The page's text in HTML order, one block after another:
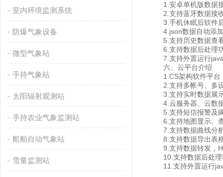
室内环境监测系统
防爆气象设备
微型气象站
手持气象站
太阳辐射观测站
手持农业气象监测站
船舶自动气象站
雪量监测站
1.安卓单机版数据接
2.支持蓝牙数据接
3.手机休眠后软件
4.json数据自动添加
5.支持历史数据查看
6.支持数据后处理
7.支持外置运行
六、云平台介绍
1.CS架构软件平台
2.支持多帐号、多
3.支持实时数据展示
4.云服务器、云数据
5.支持短信报警及
6.支持地图显示、
7.支持数据曲线分
8.支持数据导出表
9.支持数据转发，
10.支持数据后处理
11.支持外置运行